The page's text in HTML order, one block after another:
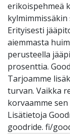
erikoispehmeä
Erityisesti
aiemmasta
perusteella
prosenttia.
Tarjoamme
turvan. Vaikka
korvaamme
Lisätietoja
goodride. fi/